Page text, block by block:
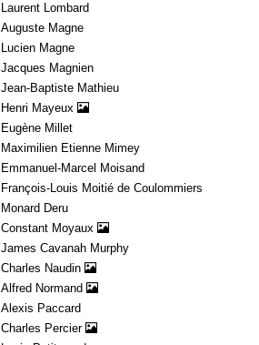
Laurent Lombard
Auguste Magne
Lucien Magne
Jacques Magnien
Jean-Baptiste Mathieu
Henri Mayeux
Eugène Millet
Maximilien Etienne Mimey
Emmanuel-Marcel Moisand
François-Louis Moitié de Coulommiers
Monard Deru
Constant Moyaux
James Cavanah Murphy
Charles Naudin
Alfred Normand
Alexis Paccard
Charles Percier